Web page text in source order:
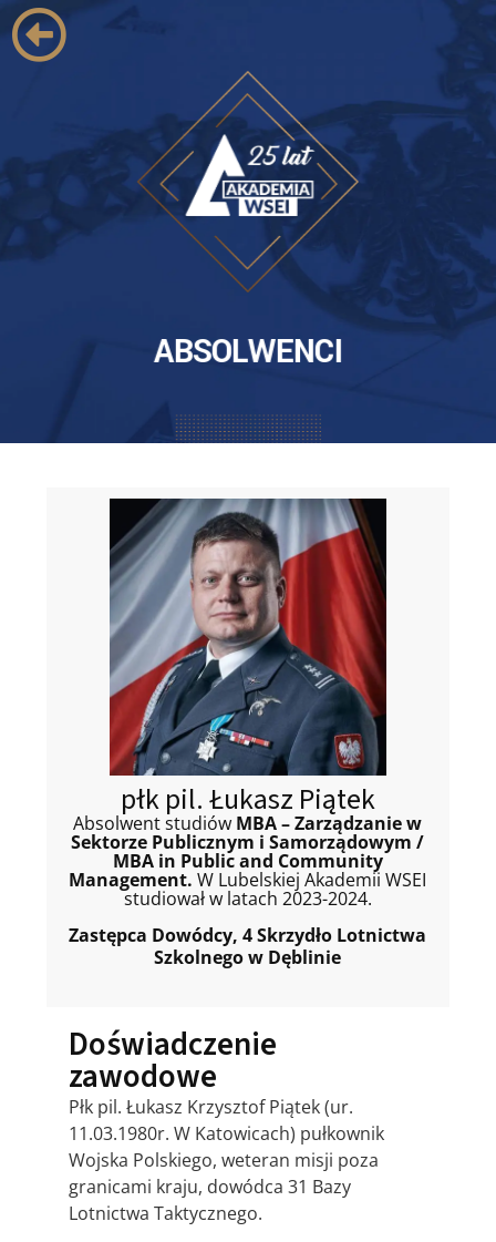
ABSOLWENCI
płk pil. Łukasz Piątek
Absolwent studiów MBA – Zarządzanie w
Sektorze Publicznym i Samorządowym /
MBA in Public and Community
Management.W Lubelskiej Akademii WSEI
studiował w latach 2023-2024.
Zastępca Dowódcy, 4 Skrzydło Lotnictwa
Szkolnego w Dęblinie
Doświadczenie
zawodowe
Płk pil. Łukasz Krzysztof Piątek (ur.
11.03.1980r. W Katowicach) pułkownik
Wojska Polskiego, weteran misji poza
granicami kraju, dowódca 31 Bazy
Lotnictwa Taktycznego.